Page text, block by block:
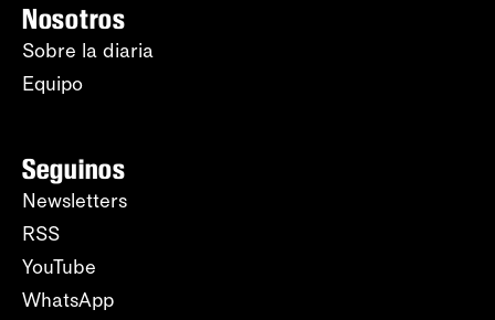
Nosotros
Sobre la diaria
Equipo
Seguinos
Newsletters
RSS
YouTube
WhatsApp